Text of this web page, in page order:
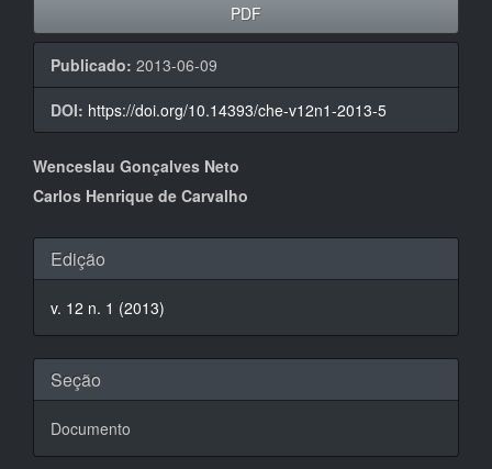
PDF
Publicado: 2013-06-09
DOI: https://doi.org/10.14393/che-v12n1-2013-5
Conteúdo
do
artigo
principal
Wenceslau Gonçalves Neto
Carlos Henrique de Carvalho
Detalhes
do
artigo
Edição
v. 12 n. 1 (2013)
Seção
Documento